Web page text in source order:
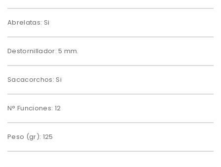
Abrelatas: Si
Destornillador: 5 mm.
Sacacorchos: Si
N° Funciones: 12
Peso (gr): 125